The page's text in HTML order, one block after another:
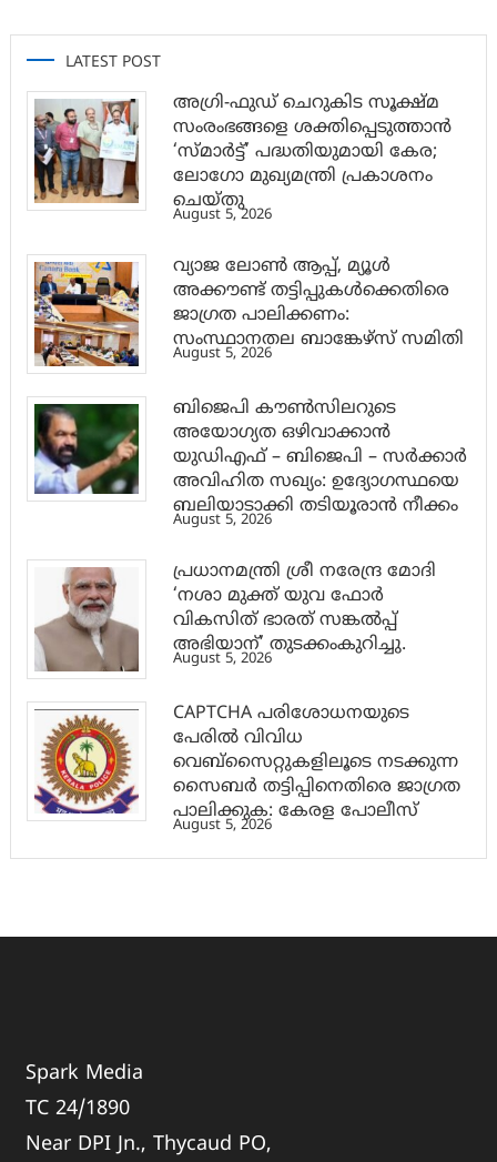
LATEST POST
അഗ്രി-ഫുഡ് ചെറുകിട സൂക്ഷ്മ
സംരംഭങ്ങളെ ശക്തിപ്പെടുത്താന്‍
‘സ്മാര്‍ട്ട്’ പദ്ധതിയുമായി കേര;
ലോഗോ മുഖ്യമന്ത്രി പ്രകാശനം
ചെയ്തു
August 5, 2026
വ്യാജ ലോൺ ആപ്പ്, മ്യൂൾ
അക്കൗണ്ട് തട്ടിപ്പുകൾക്കെതിരെ
ജാ​ഗ്രത പാലിക്കണം:
സംസ്ഥാനതല ബാങ്കേഴ്സ് സമിതി
August 5, 2026
ബിജെപി കൗൺസിലറുടെ
അയോഗ്യത ഒഴിവാക്കാൻ
യുഡിഎഫ് – ബിജെപി – സർക്കാർ
അവിഹിത സഖ്യം: ഉദ്യോഗസ്ഥയെ
ബലിയാടാക്കി തടിയൂരാൻ നീക്കം
August 5, 2026
പ്രധാനമന്ത്രി ശ്രീ നരേന്ദ്ര മോദി
‘നശാ മുക്ത് യുവ ഫോർ
വികസിത് ഭാരത് സങ്കൽപ്പ്
അഭിയാന്’ തുടക്കംകുറിച്ചു.
August 5, 2026
CAPTCHA പരിശോധനയുടെ
പേരില്‍ വിവിധ
വെബ്സൈറ്റുകളിലൂടെ നടക്കുന്ന
സൈബര്‍ തട്ടിപ്പിനെതിരെ ജാഗ്രത
പാലിക്കുക: കേരള പോലീസ്
August 5, 2026
Spark Media
TC 24/1890
Near DPI Jn., Thycaud PO,